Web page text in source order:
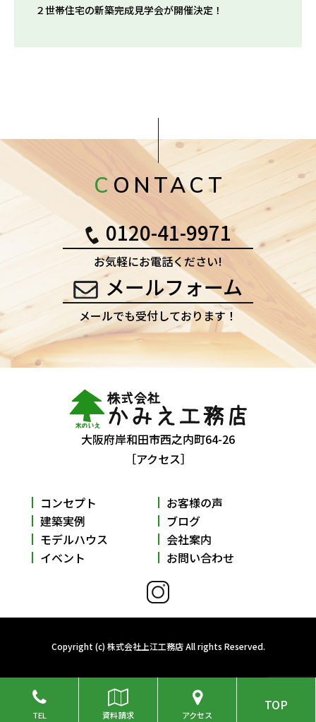
２世帯住宅の新築完成見学会が開催決定！
CONTACT
0120-41-9971
お気軽にお電話ください!
メールフォーム
メールでも受付しております！
大阪府岸和田市西之内町64-26
［アクセス］
コンセプト
建築実例
モデルハウス
イベント
お客様の声
ブログ
会社案内
お問い合わせ
Copyright (c) 株式会社上江工務店 All rights Reserved.
TEL 資料請求 アクセス
TOP